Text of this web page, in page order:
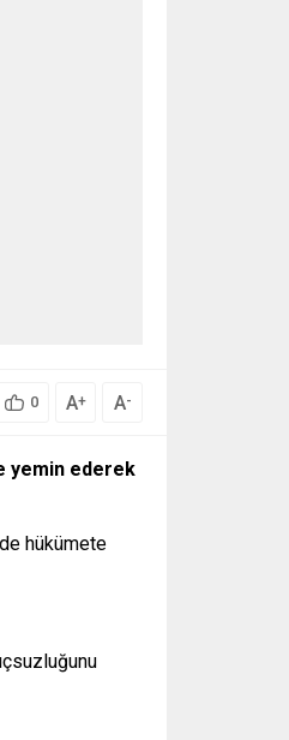
0 A+ A-
yemin ederek
hükümete